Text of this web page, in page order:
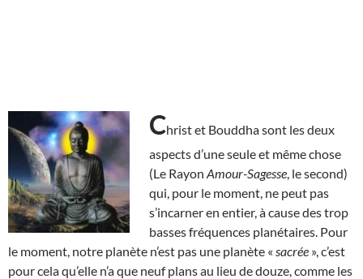
Christ et Bouddha sont les deux
aspects d’une seule et même chose
(Le Rayon Amour-Sagesse , le second)
qui, pour le moment, ne peut pas
s’incarner en entier, à cause des trop
basses fréquences planétaires. Pour
le moment, notre planète n’est pas une planète « sacrée », c’est
pour cela qu’elle n’a que neuf plans au lieu de douze, comme les